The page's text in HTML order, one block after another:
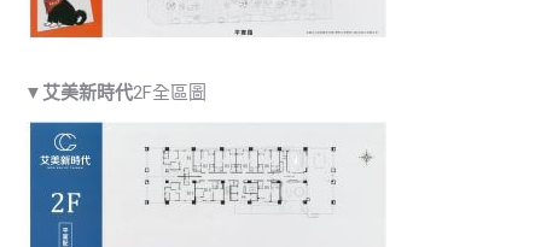
▼ 艾美新時代2F全區圖